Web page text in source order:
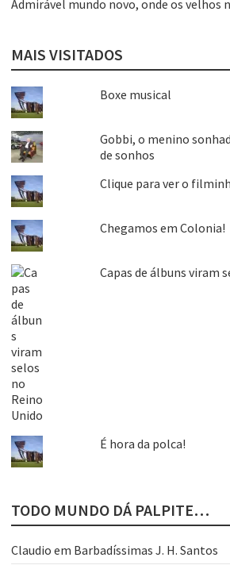
Admirável mundo novo, onde os velhos
MAIS VISITADOS
Boxe musical
Gobbi, o menino
de sonhos
Clique para ver o
Chegamos em Colonia!
Capas de álbuns viram
É hora da polca!
TODO MUNDO DÁ PALPITE…
Claudio em Barbadíssimas J. H. Santos